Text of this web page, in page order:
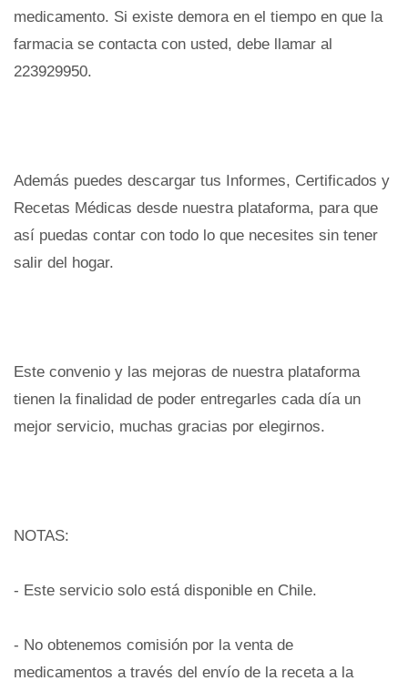
medicamento. Si existe demora en el tiempo en que la
farmacia se contacta con usted, debe llamar al
223929950.
Además puedes descargar tus Informes, Certificados y
Recetas Médicas desde nuestra plataforma, para que
así puedas contar con todo lo que necesites sin tener
salir del hogar.
Este convenio y las mejoras de nuestra plataforma
tienen la finalidad de poder entregarles cada día un
mejor servicio, muchas gracias por elegirnos.
NOTAS:
- Este servicio solo está disponible en Chile.
- No obtenemos comisión por la venta de
medicamentos a través del envío de la receta a la